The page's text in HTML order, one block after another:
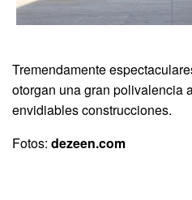
Tremendamente
otorgan una gran polivalencia
envidiables construcciones.
Fotos: dezeen.com